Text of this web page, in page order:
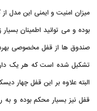
میزان امنیت و ایمنی این مدل
بوده و می توانید اطمینان
صندوق ها از قفل مخصوصی
تشکیل شده است که هر یک
البته علاوه بر این قفل چهار
قفل نیز بسیار محکم بوده و به